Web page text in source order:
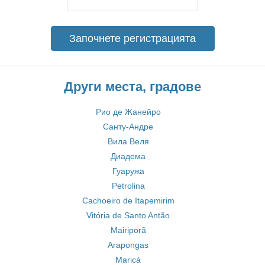
Започнете регистрацията
Други места, градове
Рио де Жанейро
Санту-Андре
Вила Веля
Диадема
Гуаружа
Petrolina
Cachoeiro de Itapemirim
Vitória de Santo Antão
Mairiporã
Arapongas
Maricá